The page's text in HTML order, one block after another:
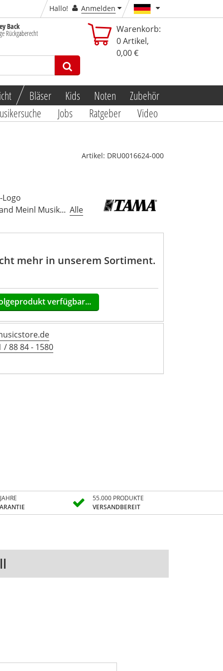
Hallo!
Anmelden
Back
Rückgaberecht
Warenkorb:
0 Artikel,
0,00 €
Bläser Kids Noten
Zubehör
Jobs Ratgeber Video
Artikel: DRU0016624-000
Meinl Musik... Alle
mehr in unserem Sortiment.
verfügbar...
/ 88 84 - 1580
55.000 PRODUKTE
VERSANDBEREIT